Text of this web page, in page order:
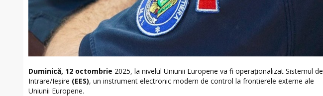
Duminică, 12 octombrie 2025, la nivelul Uniunii Europene va fi operaționalizat Sistemul de
Intrare/Ieșire (EES), un instrument electronic modern de control la frontierele externe ale
Uniunii Europene.